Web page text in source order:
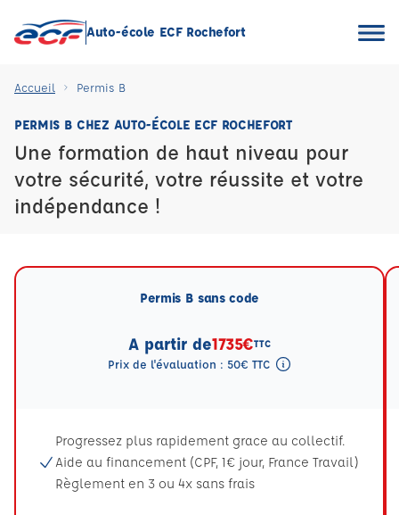
Auto-école ECF Rochefort
Accueil Permis B
PERMIS B CHEZ AUTO-ÉCOLE ECF ROCHEFORT
Une formation de haut niveau pour
votre sécurité, votre réussite et votre
indépendance !
Permis B sans code
A partir de1735€TTC
Prix de l'évaluation : 50€ TTC
Progressez plus rapidement grace au collectif.
Aide au financement (CPF, 1€ jour, France Travail)
Règlement en 3 ou 4x sans frais